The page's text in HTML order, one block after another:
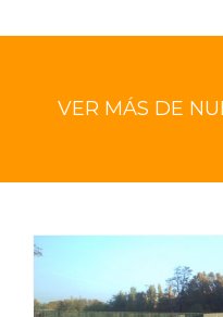
VER MÁS DE